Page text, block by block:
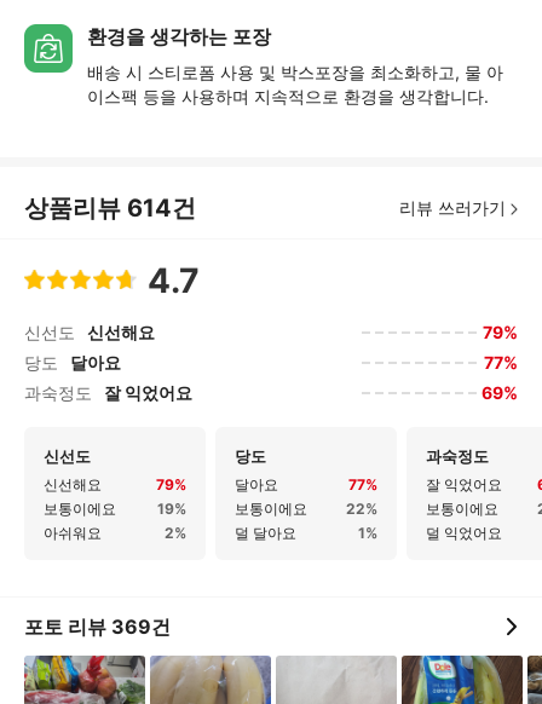
환경을 생각하는 포장
배송 시 스티로폼 사용 및 박스포장을 최소화하고, 물 아
이스팩 등을 사용하며 지속적으로 환경을 생각합니다.
상품리뷰 614건 리뷰 쓰러가기
4.7
신선도 신선해요
79%
당도
달아요
77%
과숙정도
잘 익었어요 69%
신선도
신선해요
79%
보통이에요
19%
아쉬워요
2%
당도
달아요
77%
보통이에요
22%
덜 달아요
1%
과숙정도
잘 익었어요
보통이에요
덜 익었어요
포토 리뷰 369건